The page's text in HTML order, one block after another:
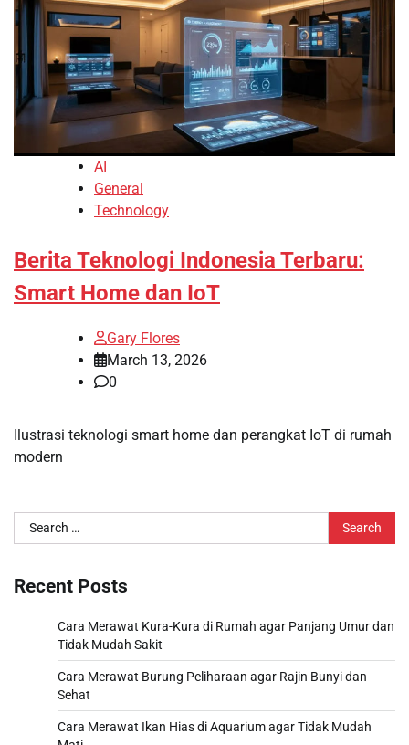
AI
General
Technology
Berita Teknologi Indonesia Terbaru:
Smart Home dan IoT
Gary Flores
March 13, 2026
0
Ilustrasi teknologi smart home dan perangkat IoT di rumah
modern
Search
for:
Recent Posts
Cara Merawat Kura-Kura di Rumah agar Panjang Umur dan
Tidak Mudah Sakit
Cara Merawat Burung Peliharaan agar Rajin Bunyi dan
Sehat
Cara Merawat Ikan Hias di Aquarium agar Tidak Mudah